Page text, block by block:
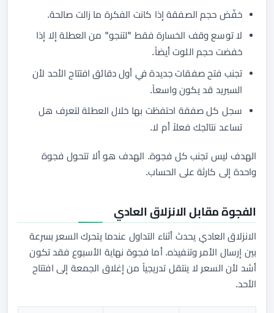
خفّض حجم الصفقة إذا كانت الفكرة ما زالت صالحة.
لا توسع وقف الخسارة فقط "لتنجو" من العطلة إلا إذا
خفضت حجم اللوت أيضاً.
تجنب فتح صفقات جديدة في أول دقائق افتتاح الأحد لأن
السبريد قد يكون واسعاً.
سجل كل صفقة احتفظت بها خلال العطلة لتعرف هل
تساعد نتائجك فعلاً أم لا.
الهدف ليس تجنب كل فجوة. الهدف هو ألا تتحول فجوة
واحدة إلى كارثة على الحساب.
الفجوة مقابل الانزلاق العادي
الانزلاق العادي يحدث أثناء التداول عندما يتحرك السعر بسرعة
بين إرسال الأمر وتنفيذه. أما فجوة نهاية الأسبوع فقد تكون
أشد لأن السعر لا ينتقل تدريجياً من إغلاق الجمعة إلى افتتاح
الأحد.